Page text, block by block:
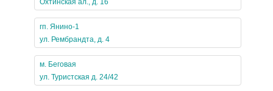
Охтинская ал., д. 16
гп. Янино-1
ул. Рембрандта, д. 4
м. Беговая
ул. Туристcкая д. 24/42